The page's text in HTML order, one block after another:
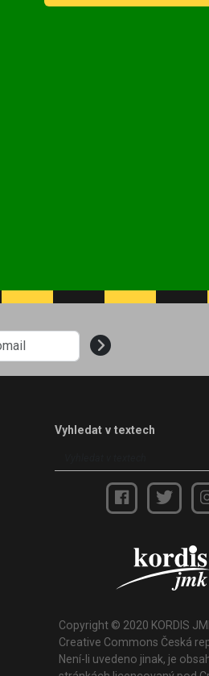
Vyhledat v textech
Copyright © 2020 KORDIS
Creative Commons Česká
Není-li uvedeno jinak, je